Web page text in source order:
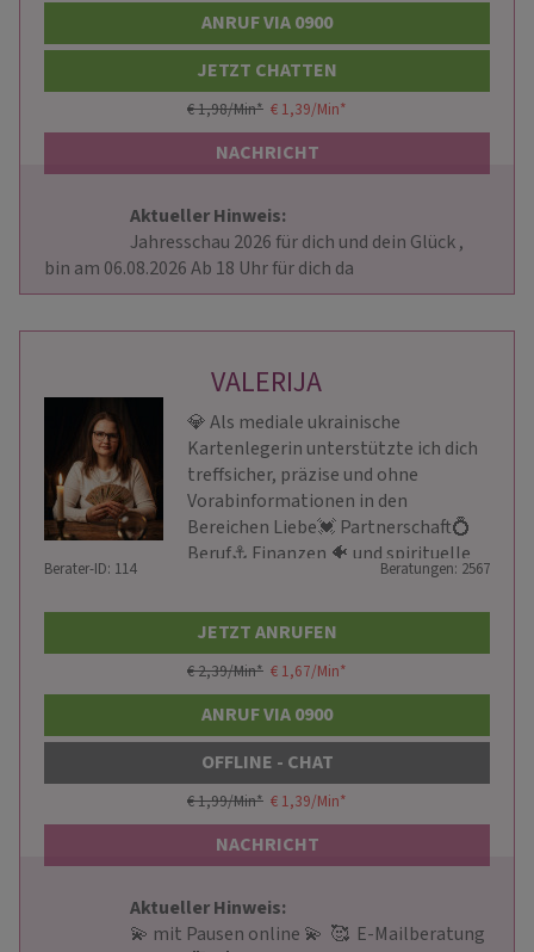
ANRUF VIA 0900
JETZT CHATTEN
€ 1,98/Min* € 1,39/Min*
NACHRICHT
Aktueller Hinweis:
bin am 06.08.2026 Ab 18 Uhr für dich da
VALERIJA
💎 Als mediale ukrainische
Kartenlegerin unterstützte ich dich
treffsicher, präzise und ohne
Vorabinformationen in den
Bereichen Liebe💓 Partnerschaft💍
Beruf⚓ Finanzen 🐠 und spirituelle
Berater-ID: 114 Beratungen: 2567
JETZT ANRUFEN
€ 2,39/Min* € 1,67/Min*
ANRUF VIA 0900
OFFLINE - CHAT
€ 1,99/Min* € 1,39/Min*
NACHRICHT
Aktueller Hinweis: